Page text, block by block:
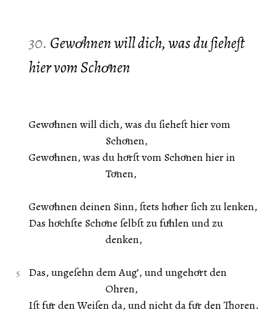
30. Gewoͤhnen will dich, was du ſieheſt
hier vom Schoͤnen
Gewoͤhnen will dich, was du ſieheſt hier vom
Schoͤnen,
Gewoͤhnen, was du hoͤrſt vom Schoͤnen hier in
Toͤnen,
Gewoͤhnen deinen Sinn, ſtets hoͤher ſich zu lenken,
Das hoͤchſte Schoͤne ſelbſt zu fuͤhlen und zu
denken,
Das, ungeſehn dem Aug’, und ungehoͤrt den
Ohren,
Iſt fuͤr den Weiſen da, und nicht da fuͤr den Thoren.